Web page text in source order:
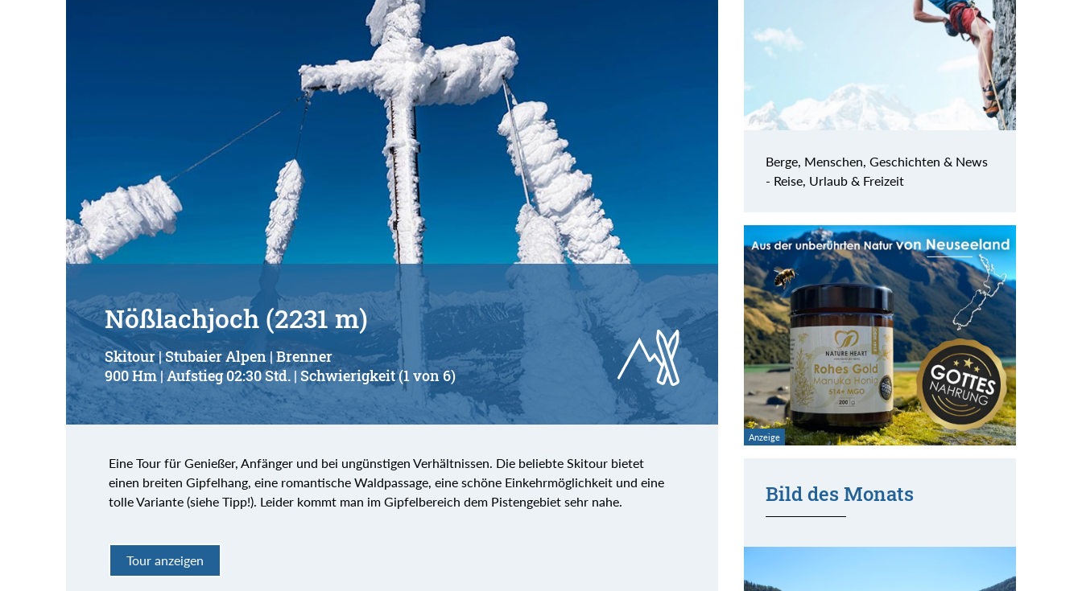
Nößlachjoch (2231 m)
Skitour | Stubaier Alpen | Brenner
900 Hm | Aufstieg 02:30 Std. | Schwierigkeit (1 von 6)
Eine Tour für Genießer, Anfänger und bei ungünstigen Verhältnissen. Die beliebte Skitour bietet
einen breiten Gipfelhang, eine romantische Waldpassage, eine schöne Einkehrmöglichkeit und eine
tolle Variante (siehe Tipp!). Leider kommt man im Gipfelbereich dem Pistengebiet sehr nahe.
Tour anzeigen
Berge, Menschen, Geschichten & News
- Reise, Urlaub & Freizeit
Bild des Monats